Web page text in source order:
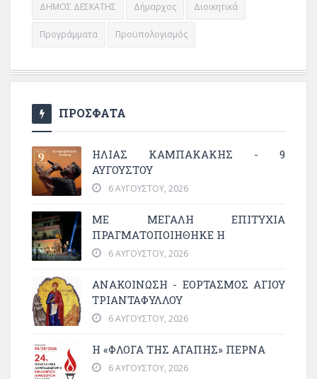
ΔΗΜΟΣ ΔΕΣΚΑΤΗΣ Δήμαρχος Διοικητικά
Προγράμματα Προϋπολογισμός
ΠΡΟΣΦΑΤΑ
ΗΛΙΑΣ ΚΑΜΠΑΚΑΚΗΣ - 9
ΑΥΓΟΥΣΤΟΥ
6 ΑΥΓΟΎΣΤΟΥ, 2026
ΜΕ ΜΕΓΆΛΗ ΕΠΙΤΥΧΊΑ
ΠΡΑΓΜΑΤΟΠΟΙΉΘΗΚΕ Η
6 ΑΥΓΟΎΣΤΟΥ, 2026
ΑΝΑΚΟΙΝΩΣΗ - ΕΟΡΤΑΣΜΟΣ ΑΓΙΟΥ
ΤΡΙΑΝΤΑΦΥΛΛΟΥ
6 ΑΥΓΟΎΣΤΟΥ, 2026
Η «ΦΛΌΓΑ ΤΗΣ ΑΓΆΠΗΣ» ΠΕΡΝΆ
6 ΑΥΓΟΎΣΤΟΥ, 2026